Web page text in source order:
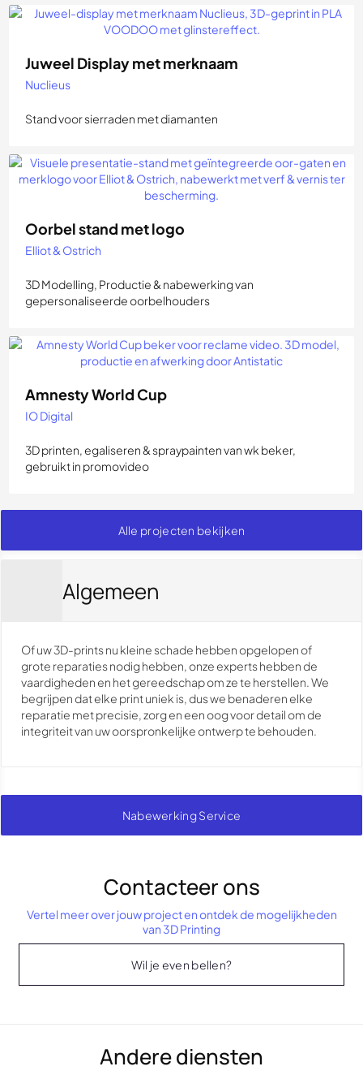
Juweel Display met merknaam
Nuclieus
Stand voor sierraden met diamanten
Oorbel stand met logo
Elliot & Ostrich
3D Modelling, Productie & nabewerking van
gepersonaliseerde oorbelhouders
Amnesty World Cup
IO Digital
3D printen, egaliseren & spraypainten van wk beker,
gebruikt in promovideo
Alle projecten bekijken
Algemeen
Of uw 3D-prints nu kleine schade hebben opgelopen of
grote reparaties nodig hebben, onze experts hebben de
vaardigheden en het gereedschap om ze te herstellen. We
begrijpen dat elke print uniek is, dus we benaderen elke
reparatie met precisie, zorg en een oog voor detail om de
integriteit van uw oorspronkelijke ontwerp te behouden.
Nabewerking Service
Contacteer ons
Vertel meer over jouw project en ontdek de mogelijkheden
van 3D Printing
Wil je even bellen?
Andere diensten